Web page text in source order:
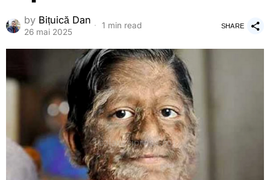
by Bițuică Dan
26 mai 2025
1 min read SHARE